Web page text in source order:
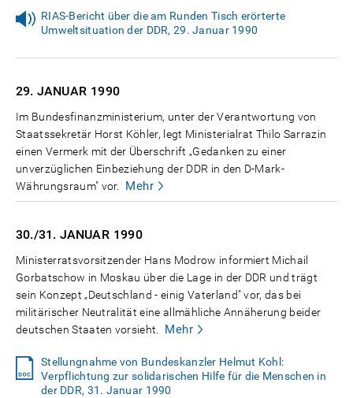
RIAS-Bericht über die am Runden Tisch erörterte
Umweltsituation der DDR, 29. Januar 1990
29. JANUAR 1990
Im Bundesfinanzministerium, unter der Verantwortung von
Staatssekretär Horst Köhler, legt Ministerialrat Thilo Sarrazin
einen Vermerk mit der Überschrift „Gedanken zu einer
unverzüglichen Einbeziehung der DDR in den D-Mark-
Währungsraum" vor.
Mehr
30./31. JANUAR 1990
Ministerratsvorsitzender Hans Modrow informiert Michail
Gorbatschow in Moskau über die Lage in der DDR und trägt
sein Konzept „Deutschland - einig Vaterland" vor, das bei
militärischer Neutralität eine allmähliche Annäherung beider
deutschen Staaten vorsieht.
Mehr
Stellungnahme von Bundeskanzler Helmut Kohl:
Verpflichtung zur solidarischen Hilfe für die Menschen in
der DDR, 31. Januar 1990